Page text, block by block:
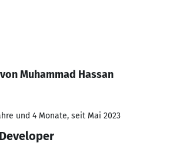
Muhammad Hassan
und 4 Monate, seit Mai 2023